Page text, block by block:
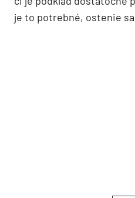
je to potrebné, ostenie